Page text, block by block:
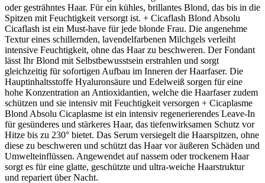
oder gesträhntes Haar. Für ein kühles, brillantes Blond, das bis in die
Spitzen mit Feuchtigkeit versorgt ist. + Cicaflash Blond Absolu
Cicaflash ist ein Must-have für jede blonde Frau. Die angenehme
Textur eines schillernden, lavendelfarbenen Milchgels verleiht
intensive Feuchtigkeit, ohne das Haar zu beschweren. Der Fondant
lässt Ihr Blond mit Selbstbewusstsein erstrahlen und sorgt
gleichzeitig für sofortigen Aufbau im Inneren der Haarfaser. Die
Hauptinhaltsstoffe Hyaluronsäure und Edelweiß sorgen für eine
hohe Konzentration an Antioxidantien, welche die Haarfaser zudem
schützen und sie intensiv mit Feuchtigkeit versorgen + Cicaplasme
Blond Absolu Cicaplasme ist ein intensiv regenerierendes Leave-In
für gesünderes und stärkeres Haar, das tiefenwirksamen Schutz vor
Hitze bis zu 230° bietet. Das Serum versiegelt die Haarspitzen, ohne
diese zu beschweren und schützt das Haar vor äußeren Schäden und
Umwelteinflüssen. Angewendet auf nassem oder trockenem Haar
sorgt es für eine glatte, geschützte und ultra-weiche Haarstruktur
und repariert über Nacht.